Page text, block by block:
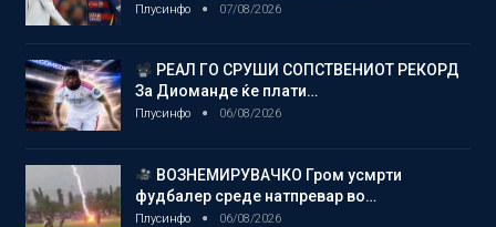
Плусинфо 07/08/2026
РЕАЛ ГО СРУШИ СОПСТВЕНИОТ РЕКОРД
За Диоманде ќе плати…
Плусинфо 06/08/2026
ВОЗНЕМИРУВАЧКО Гром усмрти
фудбалер среде натпревар во…
Плусинфо 06/08/2026